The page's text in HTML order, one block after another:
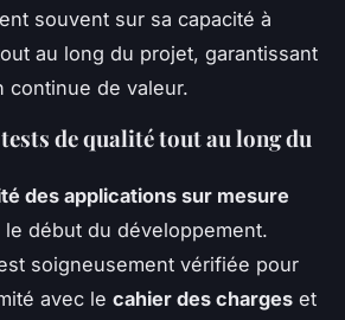
souvent sur sa capacité à
au long du projet, garantissant
continue de valeur.
de qualité tout au long du
des applications sur mesure
début du développement.
soigneusement vérifiée pour
avec le cahier des charges et